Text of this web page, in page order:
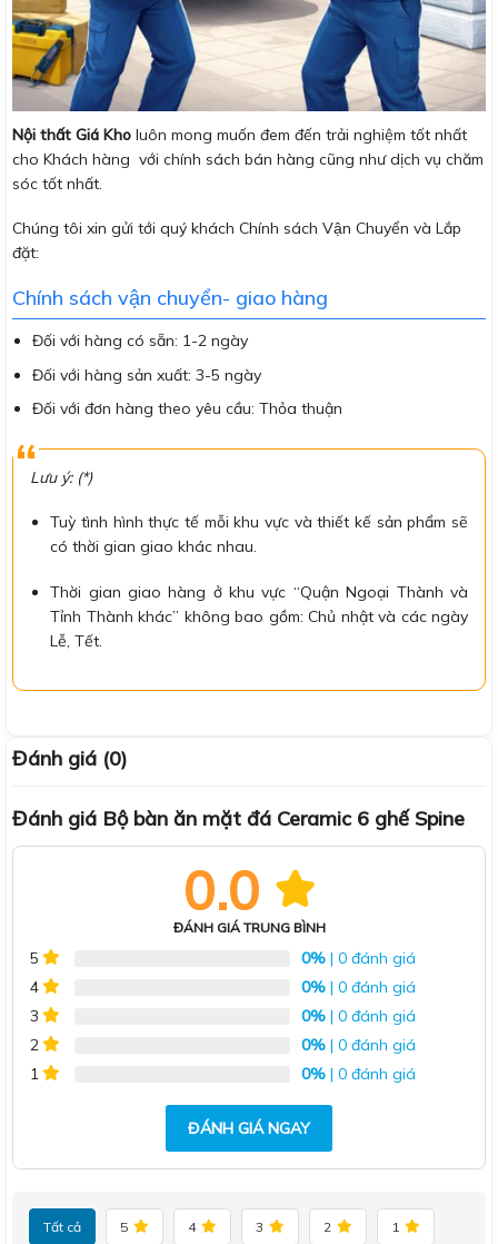
Nội thất Giá Kho luôn mong muốn đem đến trải nghiệm tốt nhất
cho Khách hàng với chính sách bán hàng cũng như dịch vụ chăm
sóc tốt nhất.
Chúng tôi xin gửi tới quý khách Chính sách Vận Chuyển và Lắp
đặt:
Chính sách vận chuyển- giao hàng
Đối với hàng có sẵn: 1-2 ngày
Đối với hàng sản xuất: 3-5 ngày
Đối với đơn hàng theo yêu cầu: Thỏa thuận
Lưu ý: (*)
Tuỳ tình hình thực tế mỗi khu vực và thiết kế sản phẩm sẽ
có thời gian giao khác nhau.
Thời gian giao hàng ở khu vực “Quận Ngoại Thành và
Tỉnh Thành khác” không bao gồm: Chủ nhật và các ngày
Lễ, Tết.
Đánh giá (0)
Đánh giá Bộ bàn ăn mặt đá Ceramic 6 ghế Spine
0.0
ĐÁNH GIÁ TRUNG BÌNH
5 0% | 0 đánh giá
4
0% | 0 đánh giá
3
0% | 0 đánh giá
2
0% | 0 đánh giá
1
0% | 0 đánh giá
ĐÁNH GIÁ NGAY
Tất cả 5 4 3 2 1